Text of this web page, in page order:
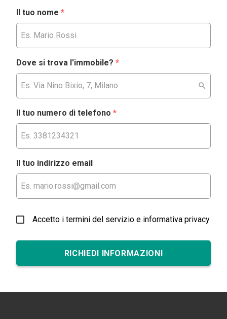
Il tuo nome *
Dove si trova l'immobile? *
Il tuo numero di telefono *
Il tuo indirizzo email
Accetto i termini del servizio e informativa privacy
RICHIEDI INFORMAZIONI